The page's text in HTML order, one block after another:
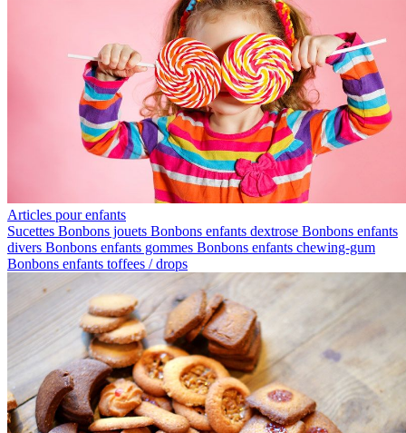
Articles pour enfants
Sucettes Bonbons jouets Bonbons enfants dextrose Bonbons enfants
divers Bonbons enfants gommes Bonbons enfants chewing-gum
Bonbons enfants toffees / drops